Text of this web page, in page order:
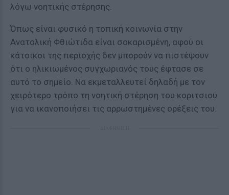
λόγω νοητικής στέρησης.
Όπως είναι φυσικό η τοπική κοινωνία στην
Ανατολική Φθιώτιδα είναι σοκαρισμένη, αφού οι
κάτοικοι της περιοχής δεν μπορούν να πιστέψουν
ότι ο ηλικιωμένος συγχωριανός τους έφτασε σε
αυτό το σημείο. Να εκμεταλλευτεί δηλαδή με τον
χειρότερο τρόπο τη νοητική στέρηση του κοριτσιού
για να ικανοποιήσει τις αρρωστημένες ορέξεις του.